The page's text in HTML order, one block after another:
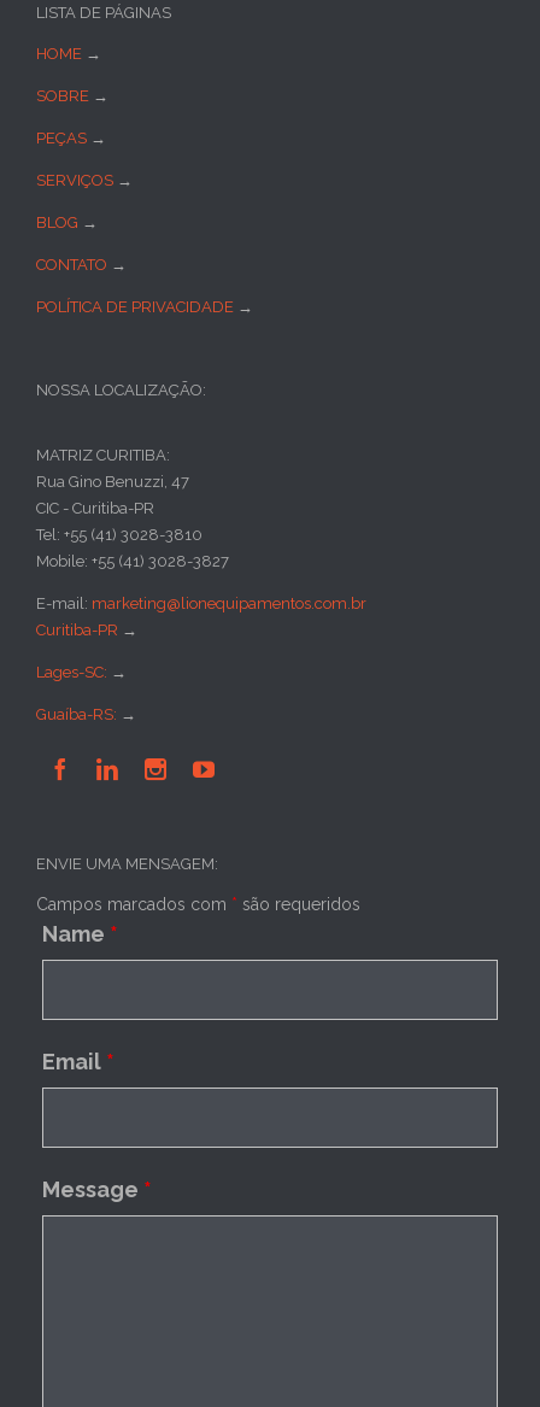
LISTA DE PÁGINAS
HOME →
SOBRE →
PEÇAS →
SERVIÇOS →
BLOG →
CONTATO →
POLÍTICA DE PRIVACIDADE →
NOSSA LOCALIZAÇÃO:
MATRIZ CURITIBA:
Rua Gino Benuzzi, 47
CIC - Curitiba-PR
Tel: +55 (41) 3028-3810
Mobile: +55 (41) 3028-3827
E-mail: marketing@lionequipamentos.com.br
Curitiba-PR →
Lages-SC: →
Guaíba-RS: →
   
ENVIE UMA MENSAGEM:
Campos marcados com * são requeridos
Name *
Email *
Message *